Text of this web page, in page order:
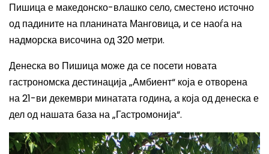
Пишица е македонско-влашко село, сместено источно
од падините на планината Манговица, и се наоѓа на
надморска височина од 320 метри.
Денеска во Пишица може да се посети новата
гастрономска дестинација „Амбиент“ која е отворена
на 21-ви декември минатата година, а која од денеска е
дел од нашата база на „Гастромонија“.